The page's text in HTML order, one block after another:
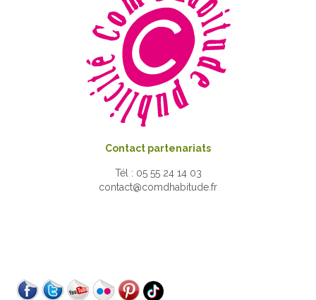
Contact partenariats
Tél : 05 55 24 14 03
contact@comdhabitude.fr